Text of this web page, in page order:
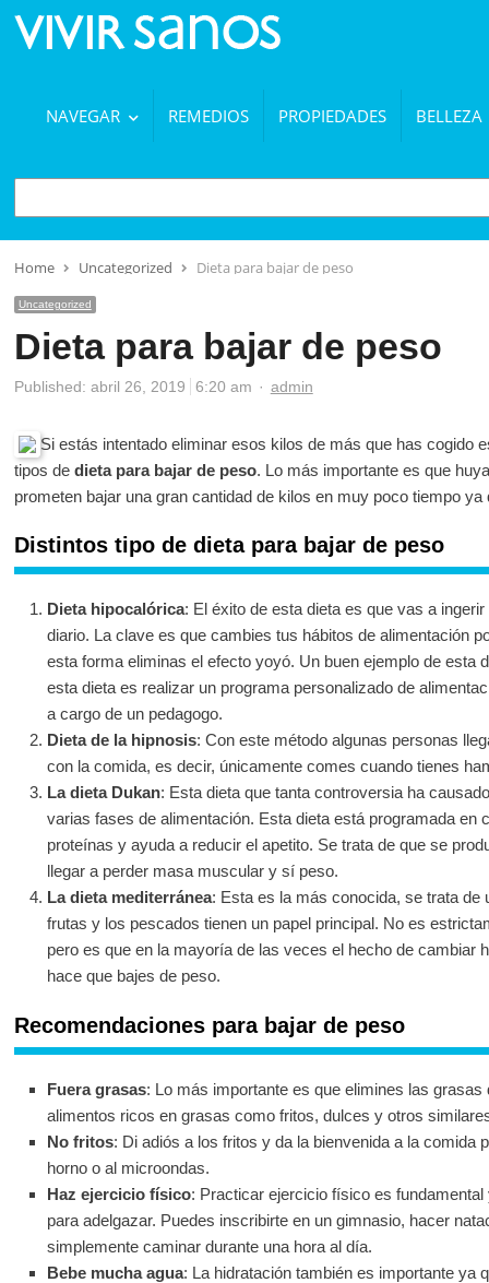
NAVEGAR REMEDIOS PROPIEDADES BELLEZA
BUSCAR
Home Uncategorized Dieta para bajar de peso
Uncategorized
Dieta para bajar de peso
Published: abril 26, 2019 6:20 am Author
admin
Si estás intentado eliminar esos kilos de más que has cogido
tipos de dieta para bajar de peso. Lo más importante es que
prometen bajar una gran cantidad de kilos en muy poco tiempo ya
Distintos tipo de dieta para bajar de peso
Dieta hipocalórica: El éxito de esta dieta es que vas a
diario. La clave es que cambies tus hábitos de alimentación
esta forma eliminas el efecto yoyó. Un buen ejemplo de esta
esta dieta es realizar un programa personalizado de
a cargo de un pedagogo.
Dieta de la hipnosis: Con este método algunas personas
con la comida, es decir, únicamente comes cuando tienes
La dieta Dukan: Esta dieta que tanta controversia ha
varias fases de alimentación. Esta dieta está programada en
proteínas y ayuda a reducir el apetito. Se trata de que se
llegar a perder masa muscular y sí peso.
La dieta mediterránea: Esta es la más conocida, se trata de
frutas y los pescados tienen un papel principal. No es
pero es que en la mayoría de las veces el hecho de cambiar
hace que bajes de peso.
Recomendaciones para bajar de peso
Fuera grasas: Lo más importante es que elimines las grasas
alimentos ricos en grasas como fritos, dulces y otros
No fritos: Di adiós a los fritos y da la bienvenida a la comida
horno o al microondas.
Haz ejercicio físico: Practicar ejercicio físico es
para adelgazar. Puedes inscribirte en un gimnasio, hacer
simplemente caminar durante una hora al día.
Bebe mucha agua: La hidratación también es importante ya